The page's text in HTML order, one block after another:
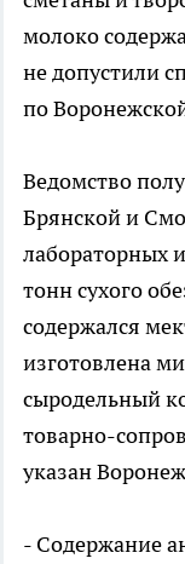
молоко
не допустили
по
Ведомство
Брянской и
лабораторных
тонн сухого
содержался
изготовлена
сыродельный
товарно-
указан
- Содержание